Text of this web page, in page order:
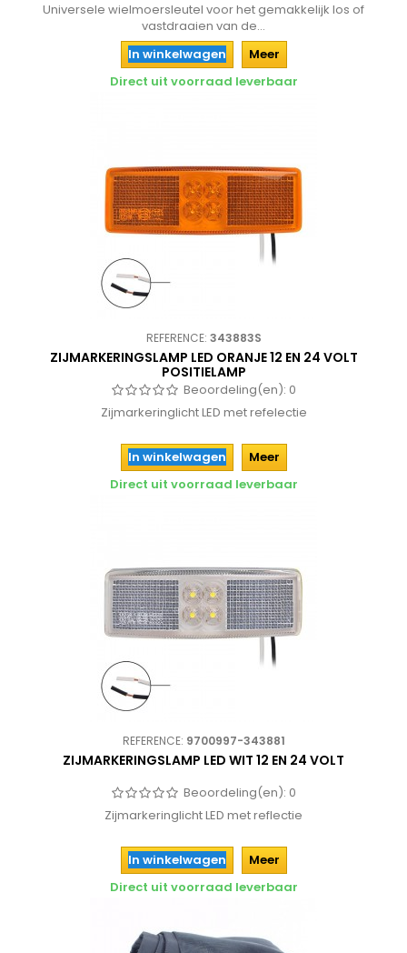
Universele wielmoersleutel voor het gemakkelijk los of
vastdraaien van de...
In winkelwagen
Meer
Direct uit voorraad leverbaar
REFERENCE: 343883S
ZIJMARKERINGSLAMP LED ORANJE 12 EN 24 VOLT
POSITIELAMP
Beoordeling(en): 0
Zijmarkeringlicht LED met refelectie
In winkelwagen
Meer
Direct uit voorraad leverbaar
REFERENCE: 9700997-343881
ZIJMARKERINGSLAMP LED WIT 12 EN 24 VOLT
Beoordeling(en): 0
Zijmarkeringlicht LED met reflectie
In winkelwagen
Meer
Direct uit voorraad leverbaar